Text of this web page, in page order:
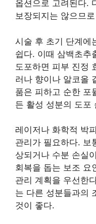
옵션으로 고려된다.
보장되지는 않으므
시술 후 초기 단계에
쉽다. 이때 삼백초추
도포하면 피부 진정
러나 향이나 알코올
품은 피하고 순한 포
든 활성 성분의 도포
레이저나 화학적 박
관리가 필요하다. 보
상되거나 수분 손실
회복을 돕는 보조 요
관리 계획을 우선한
는 다른 성분들과의
것이 좋다.